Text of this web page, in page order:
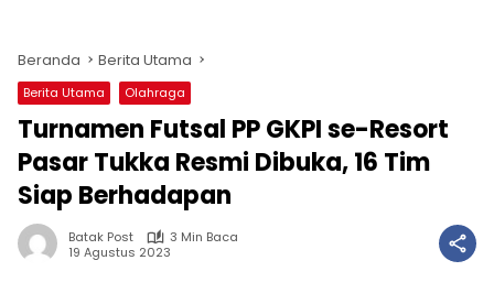
Beranda Berita Utama
Berita Utama Olahraga
Turnamen Futsal PP GKPI se-Resort
Pasar Tukka Resmi Dibuka, 16 Tim
Siap Berhadapan
Batak Post
3 Min Baca
19 Agustus 2023